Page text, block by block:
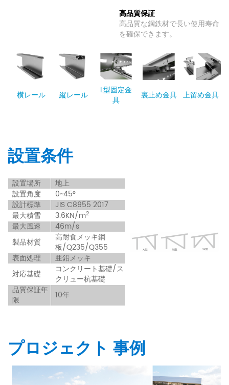
高品質保証
高品質な鋼鉄材で長い使用寿命
を確保できます。
横レール 縦レール
L型固定金
具
裏止め金具 上留め金具
設置条件
設置場所
地上
設置角度
0~45°
設計標準
JIS C8955 2017
最大積雪
3.6KN/m2
最大風速
46m/s
製品材質
高耐食メッキ鋼
板/Q235/Q355
表面処理
亜鉛メッキ
対応基礎
コンクリート基礎/ス
クリュー杭基礎
品質保証年
限
10年
プロジェクト 事例